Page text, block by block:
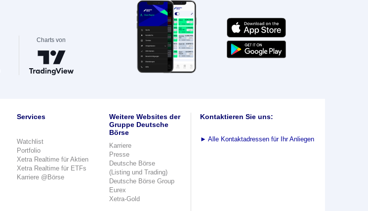
Charts von
Services
Watchlist
Portfolio
Xetra Realtime für Aktien
Xetra Realtime für ETFs
Karriere @Börse
Weitere Websites der
Gruppe Deutsche
Börse
Karriere
Presse
Deutsche Börse
(Listing und Trading)
Deutsche Börse Group
Eurex
Xetra-Gold
Kontaktieren Sie uns:
► Alle Kontaktadressen für Ihr Anliegen